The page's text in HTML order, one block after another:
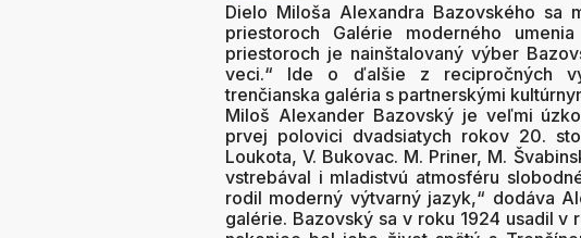
Dielo Miloša Alexandra Bazovského sa
priestoroch Galérie moderného
priestoroch je nainštalovaný výber
veci.“ Ide o ďalšie z recipročných
trenčianska galéria s partnerskými
Miloš Alexander Bazovský je veľmi
prvej polovici dvadsiatych rokov 20.
Loukota, V. Bukovac. M. Priner, M.
vstrebával i mladistvú atmosféru
rodil moderný výtvarný jazyk,“ dodáva
galérie. Bazovský sa v roku 1924 usadil v